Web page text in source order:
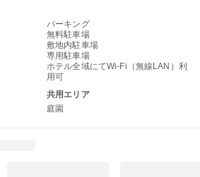
パーキング
無料駐車場
敷地内駐車場
専用駐車場
ホテル全域にてWi-Fi（無線LAN）利
用可
共用エリア
庭園